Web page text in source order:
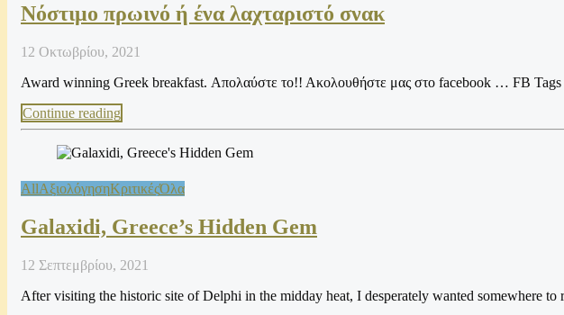
Νόστιμο πρωινό ή ένα λαχταριστό σνακ
12 Οκτωβρίου, 2021
Award winning Greek breakfast. Απολαύστε το!! Ακολουθήστε μας στο facebook … FB
Continue reading
AllΑξιολόγησηΚριτικέςΌλα
Galaxidi, Greece’s Hidden Gem
12 Σεπτεμβρίου, 2021
After visiting the historic site of Delphi in the midday heat, I desperately wanted somewhere